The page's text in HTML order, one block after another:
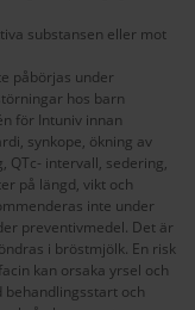
substansen eller mot
påbörjas under
hos barn
för Intuniv innan
synkope, ökning av
QTc- intervall, sedering,
på längd, vikt och
inte under
preventivmedel. Det är
i bröstmjölk. En risk
kan orsaka yrsel och
och